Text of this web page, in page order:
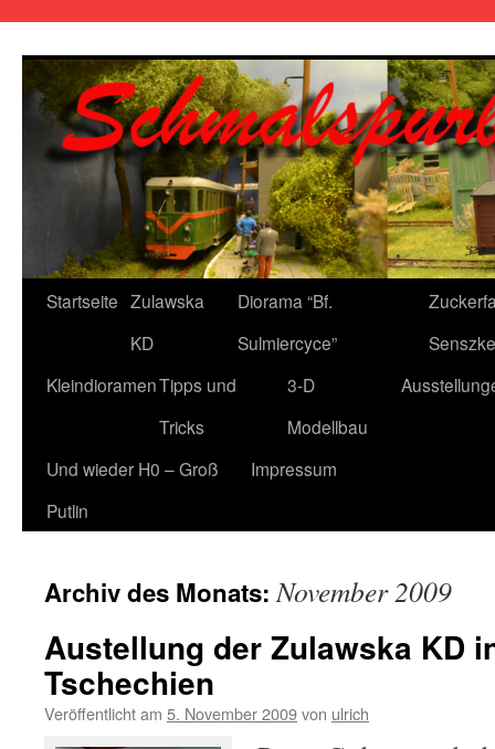
Startseite Zulawska
KD
Diorama “Bf.
Sulmiercyce”
KleindioramenTipps und
Tricks
3-D
Modellbau
Und wieder H0 – Groß
Putlin
Impressum
Archiv des Monats:November 2009
Austellung der Zulawska KD
Tschechien
Veröffentlicht am 5. November 2009von ulrich